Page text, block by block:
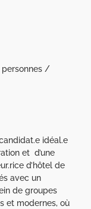
/
idéal.e
et d’une
d’hôtel de
avec un
de groupes
et modernes, où